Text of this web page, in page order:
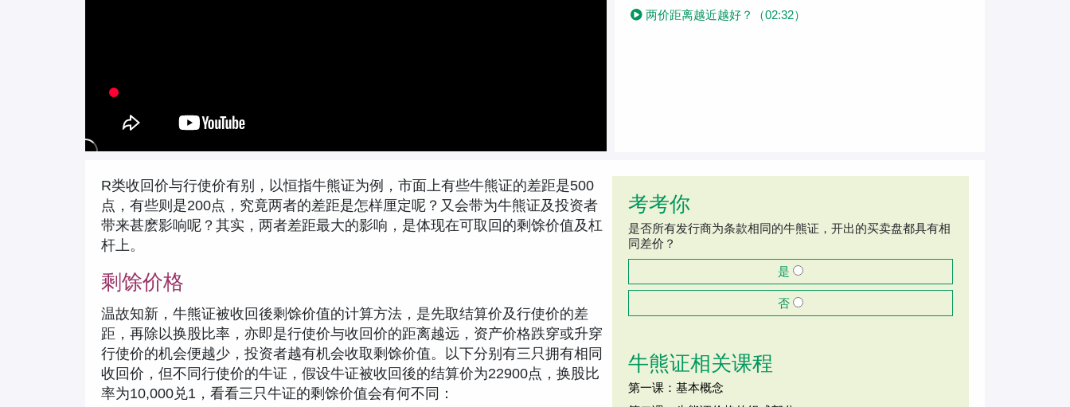
两价距离越近越好？（02:32）
R类收回价与行使价有别，以恒指牛熊证为例，市面上有些牛熊证的差距是500
点，有些则是200点，究竟两者的差距是怎样厘定呢？又会带为牛熊证及投资者
带来甚麽影响呢？其实，两者差距最大的影响，是体现在可取回的剩馀价值及杠
杆上。
剩馀价格
温故知新，牛熊证被收回後剩馀价值的计算方法，是先取结算价及行使价的差
距，再除以换股比率，亦即是行使价与收回价的距离越远，资产价格跌穿或升穿
行使价的机会便越少，投资者越有机会收取剩馀价值。以下分别有三只拥有相同
收回价，但不同行使价的牛证，假设牛证被收回後的结算价为22900点，换股比
率为10,000兑1，看看三只牛证的剩馀价值会有何不同：
考考你
是否所有发行商为条款相同的牛熊证，开出的买卖盘都具有相
同差价？
是
否
牛熊证相关课程
第一课：基本概念